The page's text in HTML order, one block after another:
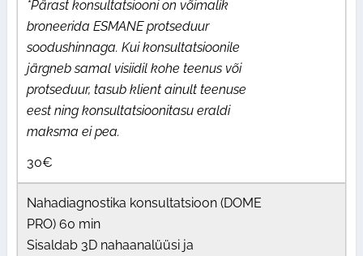
*Pärast konsultatsiooni on võimalik
broneerida ESMANE protseduur
soodushinnaga. Kui konsultatsioonile
järgneb samal visiidil kohe teenus või
protseduur, tasub klient ainult teenuse
eest ning konsultatsioonitasu eraldi
maksma ei pea.
30€
Nahadiagnostika konsultatsioon (DOME
PRO) 60 min
Sisaldab 3D nahaanalüüsi ja